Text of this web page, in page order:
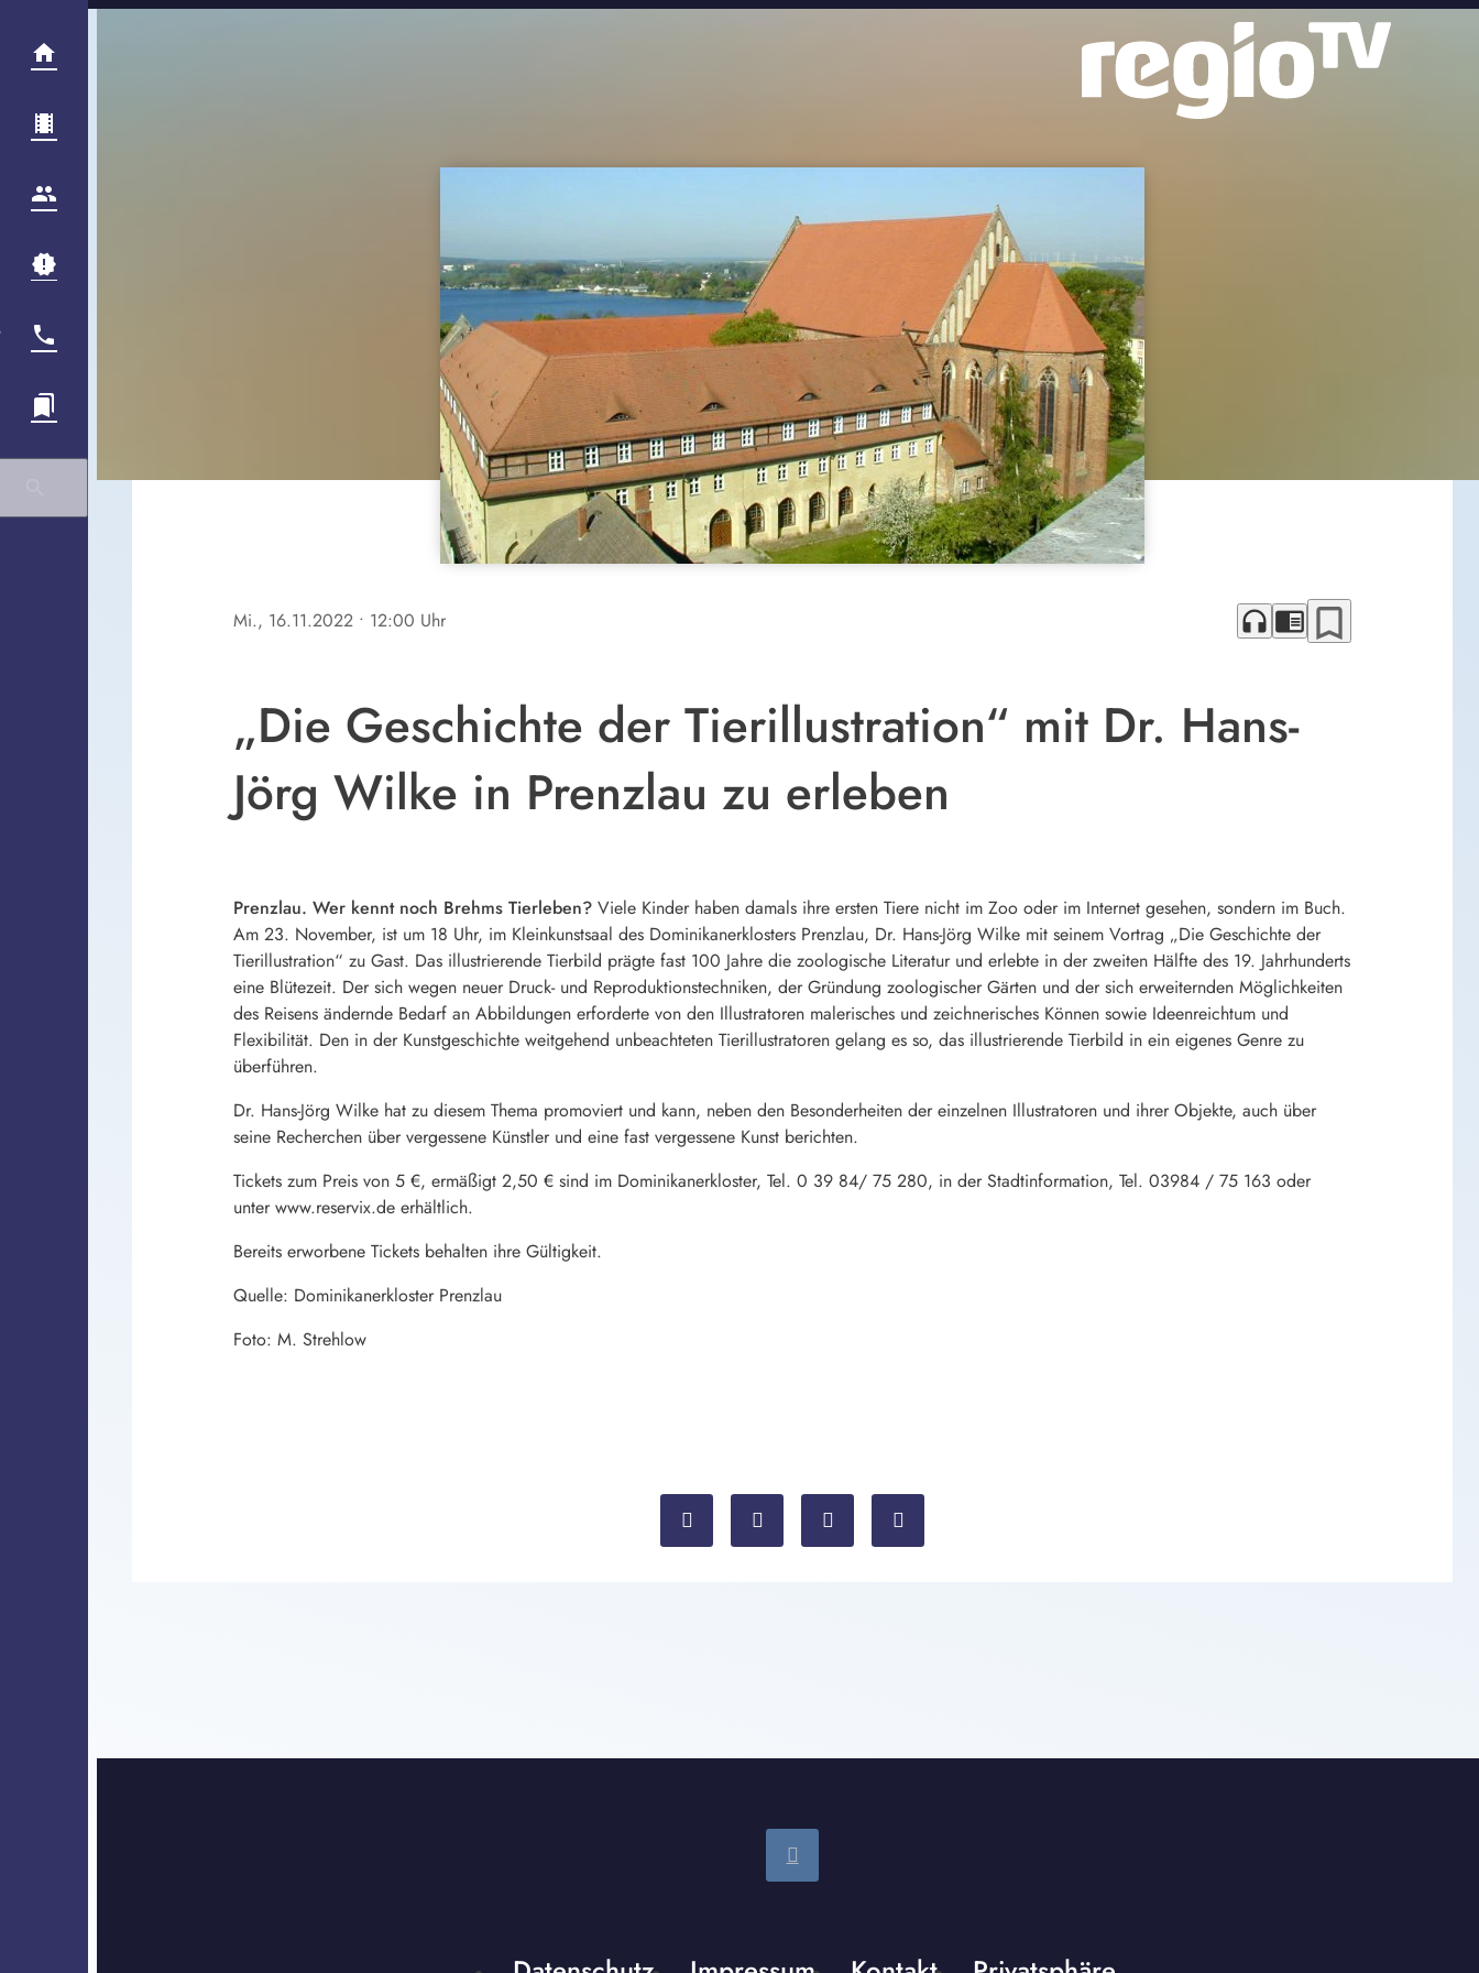
Mi., 16.11.2022 • 12:00 Uhr headphones chrome_reader_mode bookmark_border
„Die Geschichte der Tierillustration“ mit Dr. Hans-
Jörg Wilke in Prenzlau zu erleben
Prenzlau. Wer kennt noch Brehms Tierleben? Viele Kinder haben damals ihre ersten Tiere nicht im Zoo oder im Internet gesehen, sondern im Buch.
Am 23. November, ist um 18 Uhr, im Kleinkunstsaal des Dominikanerklosters Prenzlau, Dr. Hans-Jörg Wilke mit seinem Vortrag „Die Geschichte der
Tierillustration“ zu Gast. Das illustrierende Tierbild prägte fast 100 Jahre die zoologische Literatur und erlebte in der zweiten Hälfte des 19. Jahrhunderts
eine Blütezeit. Der sich wegen neuer Druck- und Reproduktionstechniken, der Gründung zoologischer Gärten und der sich erweiternden Möglichkeiten
des Reisens ändernde Bedarf an Abbildungen erforderte von den Illustratoren malerisches und zeichnerisches Können sowie Ideenreichtum und
Flexibilität. Den in der Kunstgeschichte weitgehend unbeachteten Tierillustratoren gelang es so, das illustrierende Tierbild in ein eigenes Genre zu
überführen.
Dr. Hans-Jörg Wilke hat zu diesem Thema promoviert und kann, neben den Besonderheiten der einzelnen Illustratoren und ihrer Objekte, auch über
seine Recherchen über vergessene Künstler und eine fast vergessene Kunst berichten.
Tickets zum Preis von 5 €, ermäßigt 2,50 € sind im Dominikanerkloster, Tel. 0 39 84/ 75 280, in der Stadtinformation, Tel. 03984 / 75 163 oder
unter www.reservix.de erhältlich.
Bereits erworbene Tickets behalten ihre Gültigkeit.
Quelle: Dominikanerkloster Prenzlau
Foto: M. Strehlow